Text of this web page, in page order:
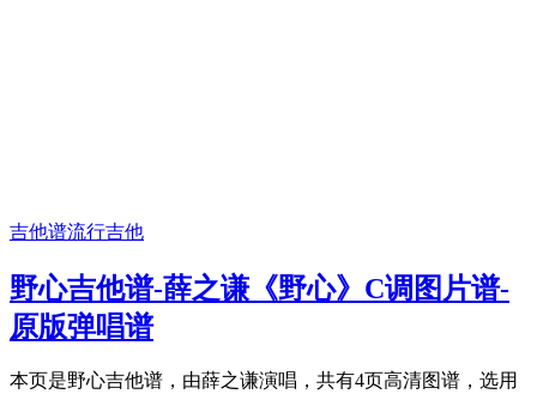
吉他谱流行吉他
野心吉他谱-薛之谦《野心》C调图片谱-
原版弹唱谱
本页是野心吉他谱，由薛之谦演唱，共有4页高清图谱，选用